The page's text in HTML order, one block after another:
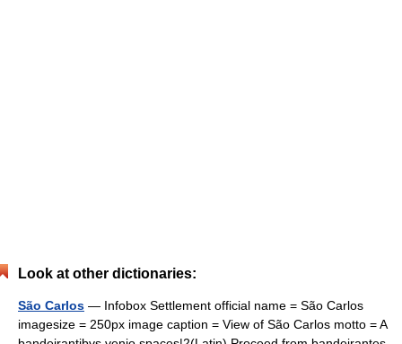
Look at other dictionaries:
São Carlos — Infobox Settlement official name = São Carlos
imagesize = 250px image caption = View of São Carlos motto = A